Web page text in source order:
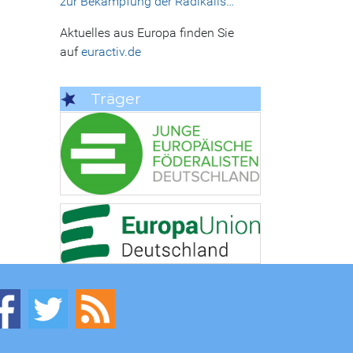
Aktuelles aus Europa finden Sie
aufeuractiv.de
Träger